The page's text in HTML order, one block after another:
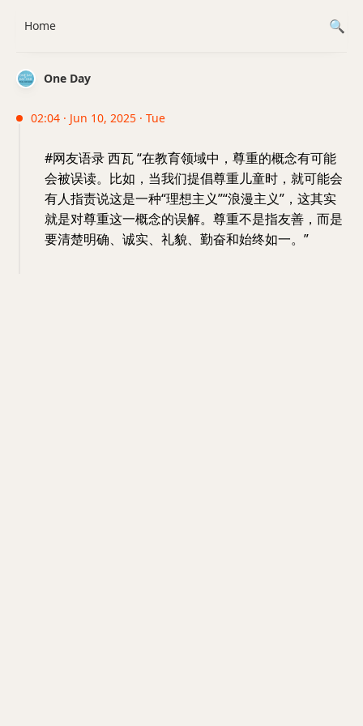
One Day
02:04 · Jun 10, 2025 · Tue
#网友语录 西瓦 “在教育领域中，尊重的概念有可能
会被误读。比如，当我们提倡尊重儿童时，就可能会
有人指责说这是一种“理想主义”“浪漫主义”，这其实
就是对尊重这一概念的误解。尊重不是指友善，而是
要清楚明确、诚实、礼貌、勤奋和始终如一。”
Home